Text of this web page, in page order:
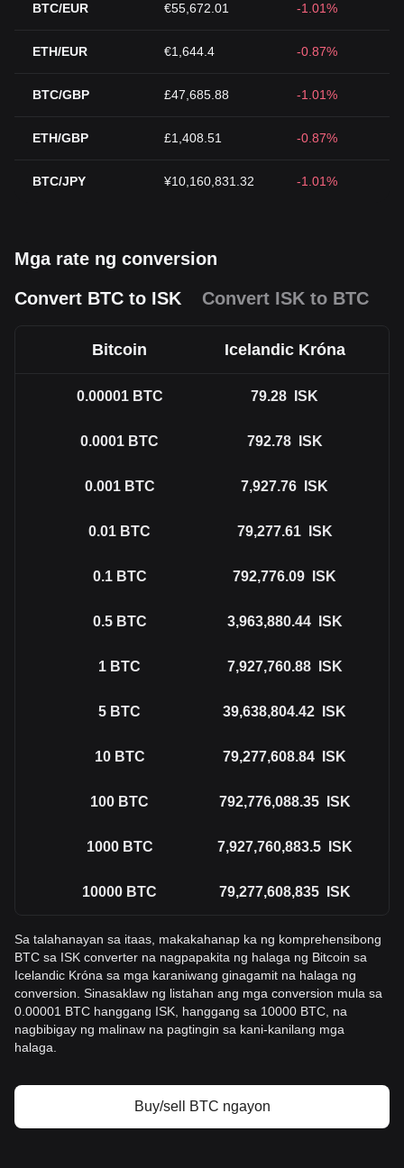
BTC/EUR €55,672.01 -1.01%
ETH/EUR €1,644.4 -0.87%
BTC/GBP £47,685.88 -1.01%
ETH/GBP £1,408.51 -0.87%
BTC/JPY ¥10,160,831.32 -1.01%
Mga rate ng conversion
Convert BTC to ISK
Convert ISK to BTC
Bitcoin Icelandic Króna
0.00001 BTC 79.28 ISK
0.0001 BTC 792.78 ISK
0.001 BTC 7,927.76 ISK
0.01 BTC 79,277.61 ISK
0.1 BTC 792,776.09 ISK
0.5 BTC 3,963,880.44 ISK
1 BTC 7,927,760.88 ISK
5 BTC 39,638,804.42 ISK
10 BTC 79,277,608.84 ISK
100 BTC 792,776,088.35 ISK
1000 BTC 7,927,760,883.5 ISK
10000 BTC 79,277,608,835 ISK
Sa talahanayan sa itaas, makakahanap ka ng komprehensibong
BTC sa ISK converter na nagpapakita ng halaga ng Bitcoin sa
Icelandic Króna sa mga karaniwang ginagamit na halaga ng
conversion. Sinasaklaw ng listahan ang mga conversion mula sa
0.00001 BTC hanggang ISK, hanggang sa 10000 BTC, na
nagbibigay ng malinaw na pagtingin sa kani-kanilang mga
halaga.
Buy/sell BTC ngayon